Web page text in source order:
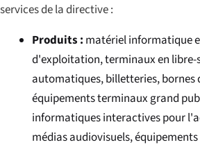
services de la directive :
Produits : matériel informatique
d'exploitation, terminaux en
automatiques, billetteries,
équipements terminaux grand
informatiques interactives pour
médias audiovisuels,